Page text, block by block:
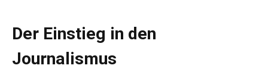
Der Einstieg in den
Journalismus